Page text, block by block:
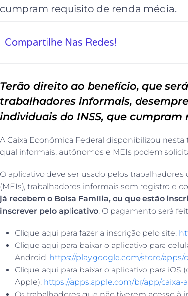
cumpram requisito de renda média.
Compartilhe Nas Redes!
Terão direito ao benefício, que
trabalhadores informais,
individuais do INSS, que
A Caixa Econômica Federal disponibilizou
qual informais, autônomos e MEIs podem
O aplicativo deve ser usado pelos
(MEIs), trabalhadores informais sem registro e
já recebem o Bolsa Família, ou que estão
inscrever pelo aplicativo. O pagamento será
Clique aqui para fazer a inscrição pelo site:
Clique aqui para baixar o aplicativo para
Android: https://play.google.com/store/apps/
Clique aqui para baixar o aplicativo para iOS
Apple): https://apps.apple.com/br/app/caixa-